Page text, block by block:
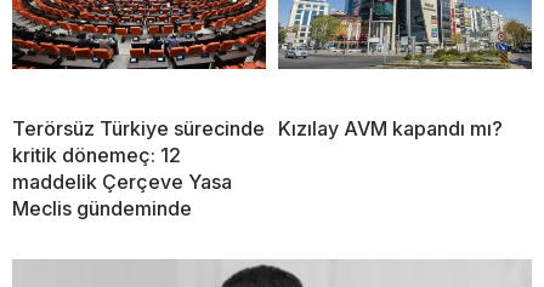
Terörsüz Türkiye sürecinde
kritik dönemeç: 12
maddelik Çerçeve Yasa
Meclis gündeminde
Kızılay AVM kapandı mı?